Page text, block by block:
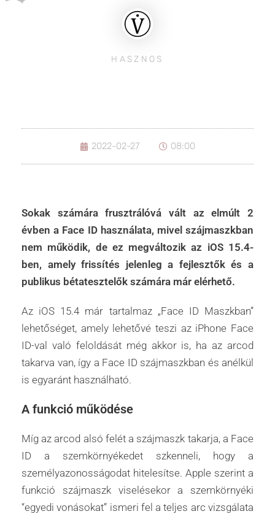
HASZNOS
2022-02-27 08:00
Sokak számára frusztrálóvá vált az elmúlt 2
évben a Face ID használata, mivel szájmaszkban
nem működik, de ez megváltozik az iOS 15.4-
ben, amely frissítés jelenleg a fejlesztők és a
publikus bétatesztelők számára már elérhető.
Az iOS 15.4 már tartalmaz „Face ID Maszkban”
lehetőséget, amely lehetővé teszi az iPhone Face
ID-val való feloldását még akkor is, ha az arcod
takarva van, így a Face ID szájmaszkban és anélkül
is egyaránt használható.
A funkció működése
Míg az arcod alsó felét a szájmaszk takarja, a Face
ID a szemkörnyékedet szkenneli, hogy a
személyazonosságodat hitelesítse. Apple szerint a
funkció szájmaszk viselésekor a szemkörnyéki
“egyedi vonásokat” ismeri fel a teljes arc vizsgálata